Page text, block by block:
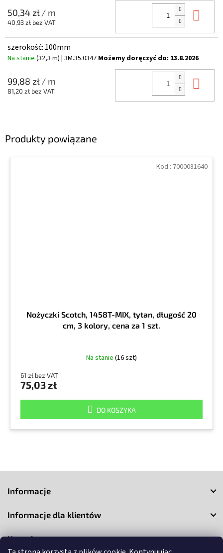
Produkty powiązane
Nożyczki Scotch, 1458T-MIX, tytan, długość 20
cm, 3 kolory, cena za 1 szt.
Na stanie (16 szt)
61 zł bez VAT
75,03 zł
DO KOSZYKA
Kod : 7000081640
50,34 zł/ m
40,93 zł bez VAT
szerokość: 100mm
Na stanie (32,3 m) | 3M.35.0347 Możemy doręczyć do: 13.8.2026
99,88 zł/ m
81,20 zł bez VAT
Informacje
Informacje dla klientów
Kontakt